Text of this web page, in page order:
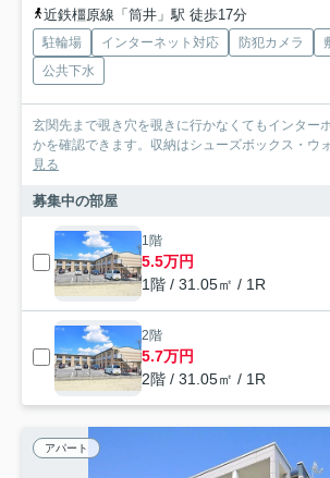
近鉄橿原線「筒井」駅 徒歩17分
駐輪場 インターネット対応 防犯カメラ
公共下水
玄関先まで覗き穴を覗きに行かなくてもインター
かを確認できます。収納はシューズボックス・ウ
見る
募集中の部屋
1階
5.5万円
1階 / 31.05㎡ / 1R
2階
5.7万円
2階 / 31.05㎡ / 1R
アパート